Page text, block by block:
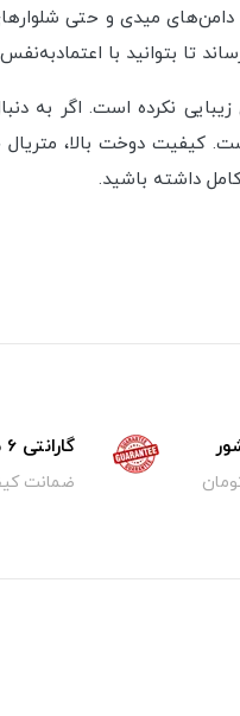
دامن‌های میدی و حتی
تا بتوانید با
کیفیت دوخت بالا،
داشته باشید.
گارانتی 6 ماه تا 2 سال
ضمانت